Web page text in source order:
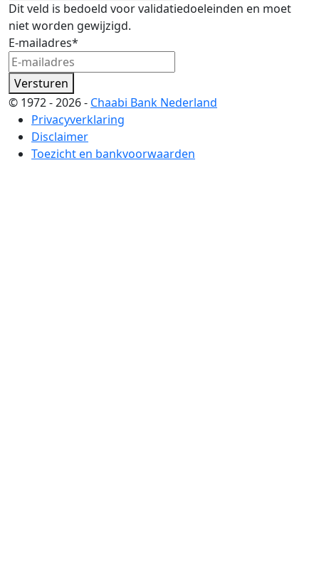
Dit veld is bedoeld voor validatiedoeleinden en moet
niet worden gewijzigd.
E-mailadres*
Versturen
© 1972 - 2026 - Chaabi Bank Nederland
Privacyverklaring
Disclaimer
Toezicht en bankvoorwaarden